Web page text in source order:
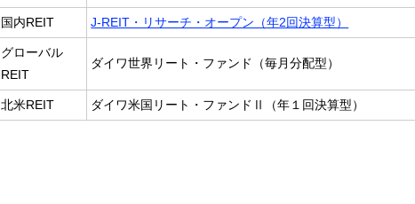
国内REIT J-REIT・リサーチ・オープン（年2回決算型）
グローバル
REIT
ダイワ世界リート・ファンド（毎月分配型）
北米REIT ダイワ米国リート・ファンドⅡ（年１回決算型）